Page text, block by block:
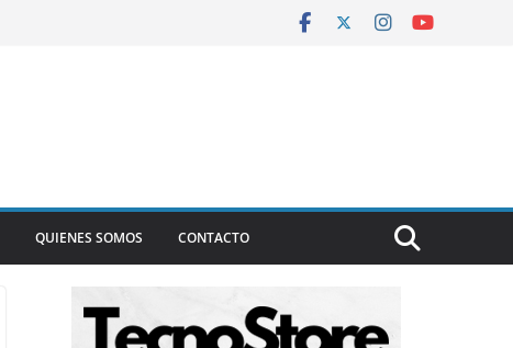
QUIENES SOMOS CONTACTO